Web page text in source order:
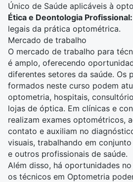
Único de Saúde aplicáveis à
Ética e Deontologia Profissional:
legais da prática optométrica.
Mercado de trabalho
O mercado de trabalho para
é amplo, oferecendo
diferentes setores da saúde. Os
formados neste curso podem
optometria, hospitais,
lojas de óptica. Em clínicas e
realizam exames optométricos,
contato e auxiliam no
visuais, trabalhando em
e outros profissionais de saúde.
Além disso, há oportunidades
os técnicos em Optometria